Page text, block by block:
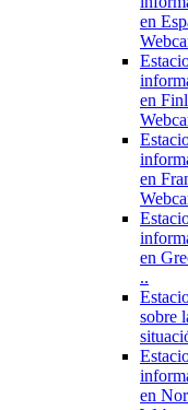
en
en
en
en
..
sobre
en